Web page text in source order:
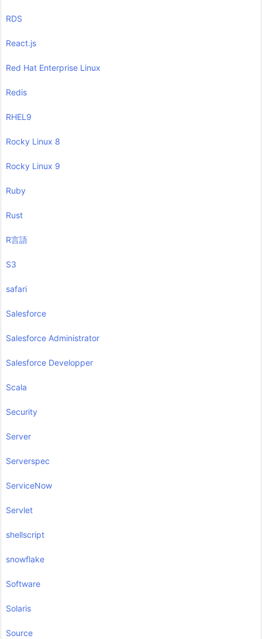
RDS
React.js
Red Hat Enterprise Linux
Redis
RHEL9
Rocky Linux 8
Rocky Linux 9
Ruby
Rust
R言語
S3
safari
Salesforce
Salesforce Administrator
Salesforce Developper
Scala
Security
Server
Serverspec
ServiceNow
Servlet
shellscript
snowflake
Software
Solaris
Source